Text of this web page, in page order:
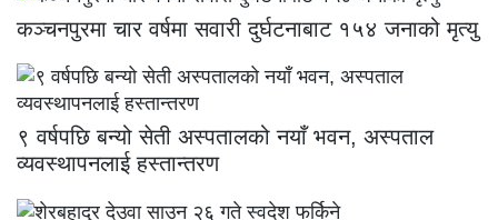
कञ्चनपुरमा चार वर्षमा सवारी दुर्घटनाबाट १५४ जनाको मृत्यु
९ वर्षपछि बन्यो सेती अस्पतालको नयाँ भवन, अस्पताल
व्यवस्थापनलाई हस्तान्तरण